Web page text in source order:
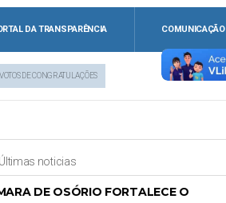
DA TRANSPARÊNCIA COMUNICAÇÃO
DE CONGRATULAÇÕES
Últimas noticias
DE OSÓRIO FORTALECE O